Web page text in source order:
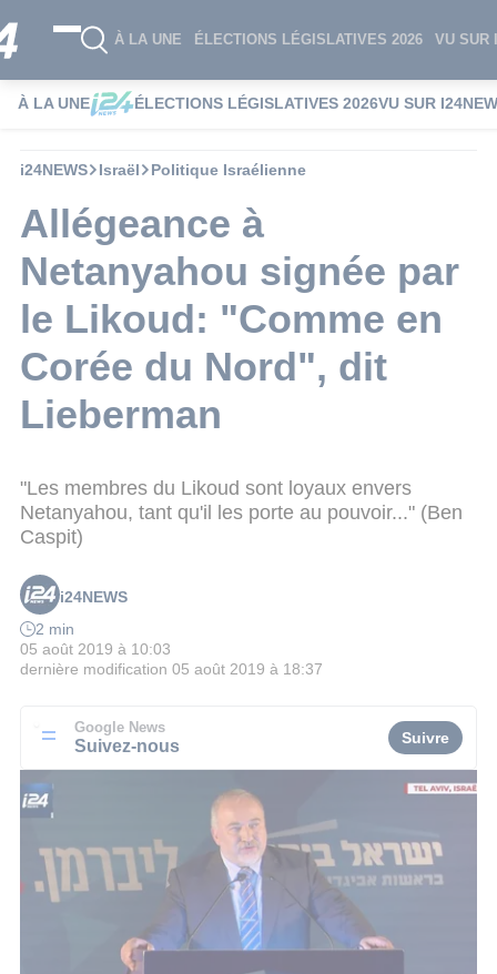
À LA UNE ÉLECTIONS LÉGISLATIVES 2026 VU SUR
À LA UNE ÉLECTIONS LÉGISLATIVES 2026VU SUR
i24NEWS Israël Politique Israélienne
Allégeance à
Netanyahou signée par
le Likoud: "Comme en
Corée du Nord", dit
Lieberman
"Les membres du Likoud sont loyaux envers
Netanyahou, tant qu'il les porte au pouvoir..." (Ben
Caspit)
i24NEWS
2 min
05 août 2019 à 10:03
dernière modification 05 août 2019 à 18:37
Google News
Suivez-nous Suivre